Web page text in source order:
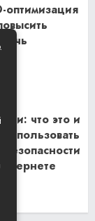
оптимизация
что это и